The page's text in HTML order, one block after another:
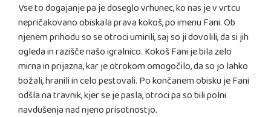
Vse to dogajanje pa je doseglo vrhunec, ko nas je v vrtcu
nepričakovano obiskala prava kokoš, po imenu Fani. Ob
njenem prihodu so se otroci umirili, saj so ji dovolili, da si jih
ogleda in razišče našo igralnico. Kokoš Fani je bila zelo
mirna in prijazna, kar je otrokom omogočilo, da so jo lahko
božali, hranili in celo pestovali. Po končanem obisku je Fani
odšla na travnik, kjer se je pasla, otroci pa so bili polni
navdušenja nad njeno prisotnostjo.